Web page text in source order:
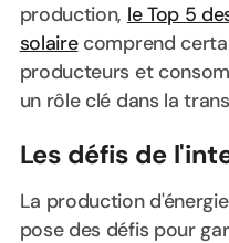
production, le Top 5
solairecomprend
producteurs et
un rôle clé dans la
Les défis de
La production
pose des défis pour